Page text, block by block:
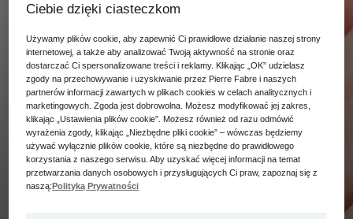
Ciebie dzięki ciasteczkom
Używamy plików cookie, aby zapewnić Ci prawidłowe działanie naszej strony
internetowej, a także aby analizować Twoją aktywność na stronie oraz
dostarczać Ci spersonalizowane treści i reklamy. Klikając „OK” udzielasz
zgody na przechowywanie i uzyskiwanie przez Pierre Fabre i naszych
partnerów informacji zawartych w plikach cookies w celach analitycznych i
marketingowych. Zgoda jest dobrowolna. Możesz modyfikować jej zakres,
klikając „Ustawienia plików cookie”. Możesz również od razu odmówić
wyrażenia zgody, klikając „Niezbędne pliki cookie” – wówczas będziemy
używać wyłącznie plików cookie, które są niezbędne do prawidłowego
korzystania z naszego serwisu. Aby uzyskać więcej informacji na temat
przetwarzania danych osobowych i przysługujących Ci praw, zapoznaj się z
naszą:Polityką Prywatności